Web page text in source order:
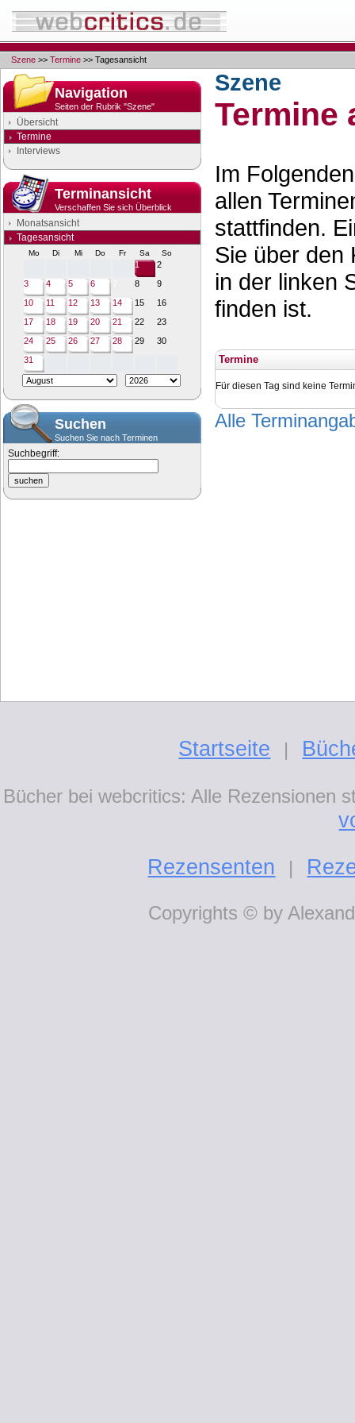
Szene >> Termine >> Tagesansicht
Navigation
Seiten der Rubrik "Szene"
Übersicht
Termine
Interviews
Terminansicht
Verschaffen Sie sich Überblick
Monatsansicht
Tagesansicht
Mo Di Mi Do Fr Sa So
1
2
3
4 5 6 8
9
10
11 12 13 14 15
16
17
18 19 20 21 22
23
24
25 26 27 28 29
30
31
Suchen
Suchen Sie nach Terminen
Suchbegriff:
Szene
Termine
Im
allen
stattfinden.
Sie über den
in der linken
finden ist.
Termine
Für diesen Tag sind keine
Alle
Startseite |
Bücher bei webcritics: Alle Rezensionen
Rezensenten
|
Copyrights © by